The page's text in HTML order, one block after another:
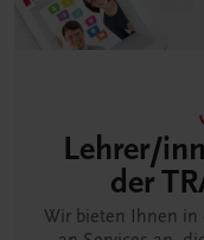
Lehrer/
der
Wir bieten Ihnen in